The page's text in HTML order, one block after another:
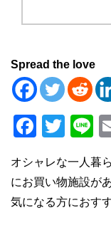
Spread the love
F
c
e
T
tt
er
Li
n
e
オシャレな一人暮
にお買い物施設が
気になる方におす